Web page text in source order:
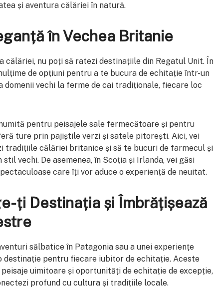
și aventura călăriei în natură.
în Vechea Britanie
călăriei, nu poți să ratezi destinațiile din Regatul Unit. În
de opțiuni pentru a te bucura de echitație într-un
domenii vechi la ferme de cai tradiționale, fiecare loc
pentru peisajele sale fermecătoare și pentru
ture prin pajiștile verzi și satele pitorești. Aici, vei
tradițiile călăriei britanice și să te bucuri de farmecul și
vechi. De asemenea, în Scoția și Irlanda, vei găsi
care îți vor aduce o experiență de neuitat.
ți Destinația și Îmbrățișează
sălbatice în Patagonia sau a unei experiențe
destinație pentru fiecare iubitor de echitație. Aceste
uimitoare și oportunități de echitație de excepție,
profund cu cultura și tradițiile locale.